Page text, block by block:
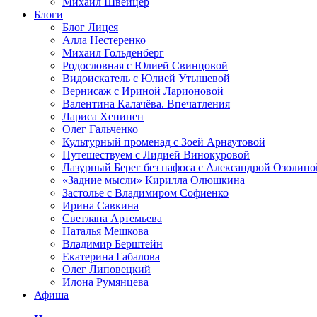
Блоги
Блог Лицея
Алла Нестеренко
Михаил Гольденберг
Родословная с Юлией Свинцовой
Видоискатель с Юлией Утышевой
Вернисаж с Ириной Ларионовой
Валентина Калачёва. Впечатления
Лариса Хенинен
Олег Гальченко
Культурный променад с Зоей Арнаутовой
Путешествуем с Лидией Винокуровой
Лазурный Берег без пафоса с Александрой
«Задние мысли» Кирилла Олюшкина
Застолье с Владимиром Софиенко
Ирина Савкина
Светлана Артемьева
Наталья Мешкова
Владимир Берштейн
Екатерина Габалова
Олег Липовецкий
Илона Румянцева
Афиша